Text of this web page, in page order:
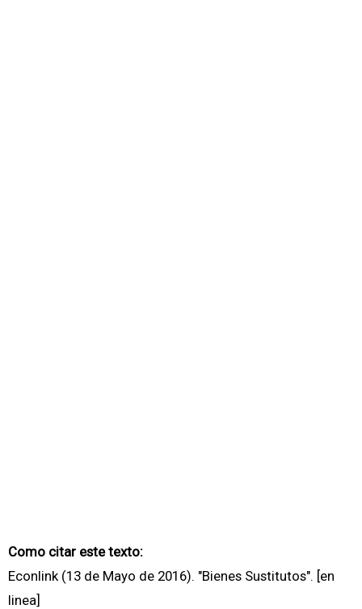
Como citar este texto:
Econlink (13 de Mayo de 2016). "Bienes Sustitutos". [en
linea]